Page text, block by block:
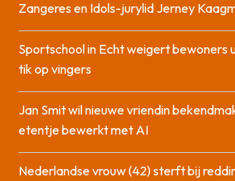
Zangeres en Idols-jurylid Jerney
Sportschool in Echt weigert bewoners
tik op vingers
Jan Smit wil nieuwe vriendin
etentje bewerkt met AI
Nederlandse vrouw (42) sterft bij